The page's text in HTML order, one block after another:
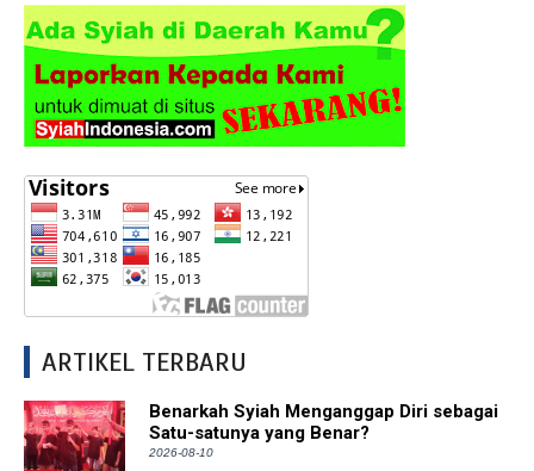
ARTIKEL TERBARU
Benarkah Syiah Menganggap Diri sebagai
Satu-satunya yang Benar?
2026-08-10